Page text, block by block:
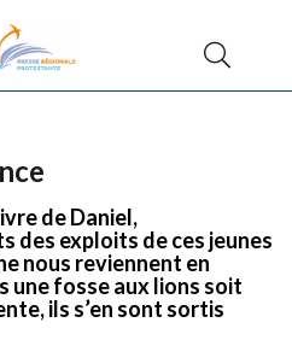
de Daniel,
des exploits de ces jeunes
nous reviennent en
une fosse aux lions soit
ils s’en sont sortis